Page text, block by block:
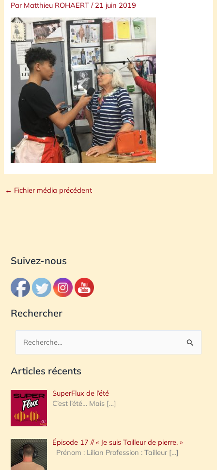
Par Matthieu ROHAERT/ 21 juin 2019
← Fichier média précédent
Suivez-nous
Rechercher
c
e
r
c
h
e
Articles récents
SuperFlux de l’été
C’est l’été… Mais […]
Épisode 17 // « Je suis Tailleur de pierre. »
Prénom : Lilian Profession : Tailleur […]